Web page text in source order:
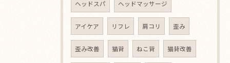
ヘッドスパ ヘッドマッサージ
アイケア リフレ 肩コリ 歪み
歪み改善 猫背 ねこ背 猫背改善